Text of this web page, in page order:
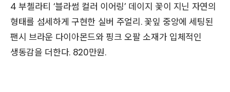
4 부첼라티 ‘블라썸 컬러 이어링’ 데이지 꽃이 지닌 자연의
형태를 섬세하게 구현한 실버 주얼리. 꽃잎 중앙에 세팅된
팬시 브라운 다이아몬드와 핑크 오팔 소재가 입체적인
생동감을 더한다. 820만원.